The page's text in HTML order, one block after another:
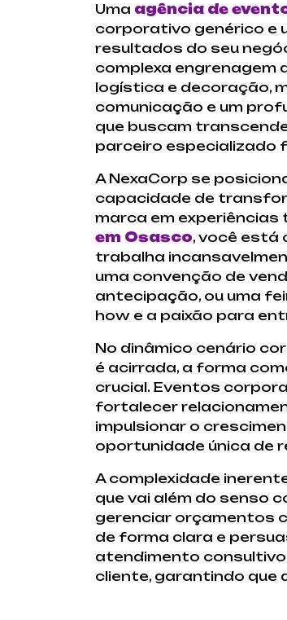
Uma agência de
corporativo genérico e
resultados do seu
complexa engrenagem
logística e decoração,
comunicação e um
que buscam
parceiro especializado
A NexaCorp se
capacidade de
marca em experiências
em Osasco, você está
trabalha
uma convenção de
antecipação, ou uma
how e a paixão para
No dinâmico cenário
é acirrada, a forma
crucial. Eventos
fortalecer
impulsionar o
oportunidade única de
A complexidade
que vai além do senso
gerenciar orçamentos
de forma clara e
atendimento
cliente, garantindo que